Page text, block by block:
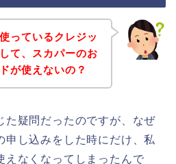
っているクレジッ
て、スカパーのお
が使えないの？
た疑問だったのですが、なぜ
申し込みをした時にだけ、私
えなくなってしまったんで